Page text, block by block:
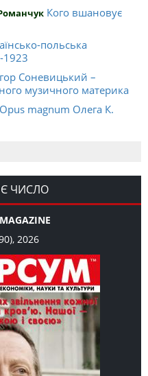
Кого вшановує
польська
1923
Соневицький –
музичного материка
Opus magnum Олега К.
Журавель і синиця
й тактики
ЧИСЛО
2026